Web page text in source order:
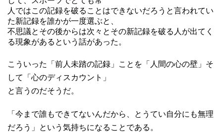
人ではこの記録を破ることはできないだろうと言われてい
た新記録を誰かが一度選ぶと、
不思議とその後からは次々とその新記録を破る人が出てく
る現象があるという話があった。
こういった「前人未踏の記録」ことを「人間の心の壁」そ
して「心のディスカウント」
と言うのだそうだ。
「今まで誰もできてないんだから、とうてい自分にも無理
だろう」という気持ちになることである。